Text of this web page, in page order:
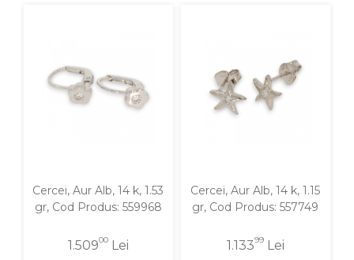
Cercei, Aur Alb, 14 k, 1.53
gr, Cod Produs: 559968
1.50900Lei
Cercei, Aur Alb, 14 k, 1.15
gr, Cod Produs: 557749
1.13399Lei